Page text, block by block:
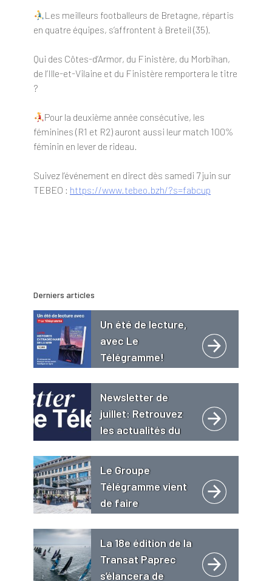
Les meilleurs footballeurs de Bretagne, répartis
en quatre équipes, s’affrontent à Breteil (35).
Qui des Côtes-d’Armor, du Finistère, du Morbihan,
de l’Ille-et-Vilaine et du Finistère remportera le titre
?
Pour la deuxième année consécutive, les
féminines (R1 et R2) auront aussi leur match 100%
féminin en lever de rideau.
Suivez l’événement en direct dès samedi 7 juin sur
TEBEO : https://www.tebeo.bzh/?s=fabcup
Derniers articles
Un été de lecture,
avec Le
Télégramme!
Newsletter de
juillet: Retrouvez
les actualités du
Le Groupe
Télégramme vient
de faire
Grand Bé **** Hôtel
Restaurant Spa
La 18e édition de la
Transat Paprec
s’élancera de